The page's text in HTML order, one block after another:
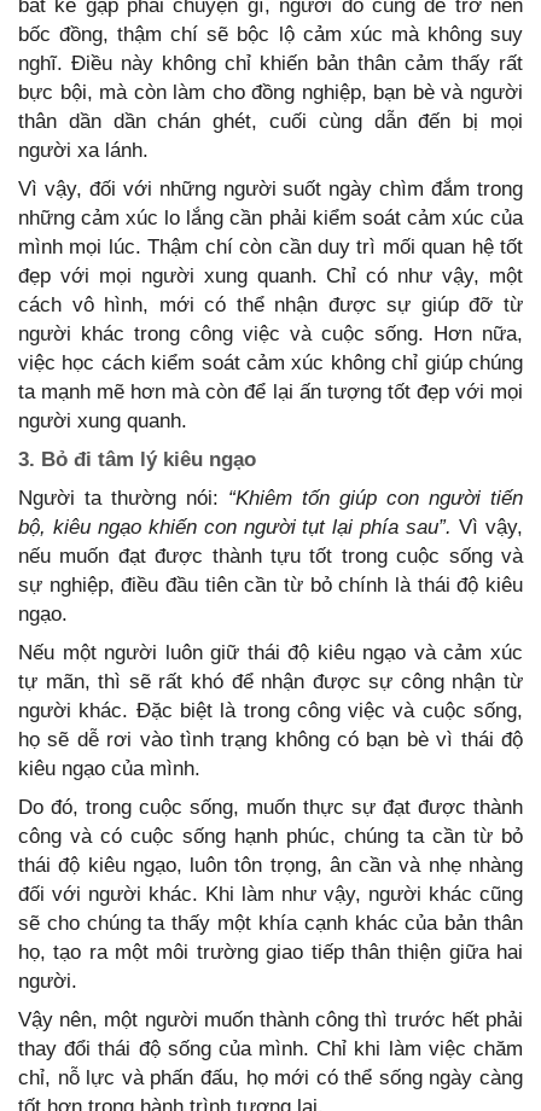
bất kể gặp phải chuyện gì, người đó cũng dễ trở nên
bốc đồng, thậm chí sẽ bộc lộ cảm xúc mà không suy
nghĩ. Điều này không chỉ khiến bản thân cảm thấy rất
bực bội, mà còn làm cho đồng nghiệp, bạn bè và người
thân dần dần chán ghét, cuối cùng dẫn đến bị mọi
người xa lánh.
Vì vậy, đối với những người suốt ngày chìm đắm trong
những cảm xúc lo lắng cần phải kiểm soát cảm xúc của
mình mọi lúc. Thậm chí còn cần duy trì mối quan hệ tốt
đẹp với mọi người xung quanh. Chỉ có như vậy, một
cách vô hình, mới có thể nhận được sự giúp đỡ từ
người khác trong công việc và cuộc sống. Hơn nữa,
việc học cách kiểm soát cảm xúc không chỉ giúp chúng
ta mạnh mẽ hơn mà còn để lại ấn tượng tốt đẹp với mọi
người xung quanh.
3. Bỏ đi tâm lý kiêu ngạo
Người ta thường nói: “Khiêm tốn giúp con người tiến
bộ, kiêu ngạo khiến con người tụt lại phía sau”. Vì vậy,
nếu muốn đạt được thành tựu tốt trong cuộc sống và
sự nghiệp, điều đầu tiên cần từ bỏ chính là thái độ kiêu
ngạo.
Nếu một người luôn giữ thái độ kiêu ngạo và cảm xúc
tự mãn, thì sẽ rất khó để nhận được sự công nhận từ
người khác. Đặc biệt là trong công việc và cuộc sống,
họ sẽ dễ rơi vào tình trạng không có bạn bè vì thái độ
kiêu ngạo của mình.
Do đó, trong cuộc sống, muốn thực sự đạt được thành
công và có cuộc sống hạnh phúc, chúng ta cần từ bỏ
thái độ kiêu ngạo, luôn tôn trọng, ân cần và nhẹ nhàng
đối với người khác. Khi làm như vậy, người khác cũng
sẽ cho chúng ta thấy một khía cạnh khác của bản thân
họ, tạo ra một môi trường giao tiếp thân thiện giữa hai
người.
Vậy nên, một người muốn thành công thì trước hết phải
thay đổi thái độ sống của mình. Chỉ khi làm việc chăm
chỉ, nỗ lực và phấn đấu, họ mới có thể sống ngày càng